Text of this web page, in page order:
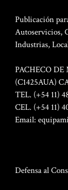
Publicación
Autoservicios,
Industrias,
PACHECO DE
(C1425AUA)
TEL. (+54 11)
CEL. (+54 11)
Email:
Defensa al